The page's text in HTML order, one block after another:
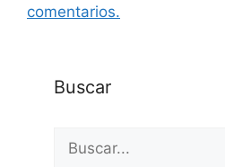
comentarios.
Buscar